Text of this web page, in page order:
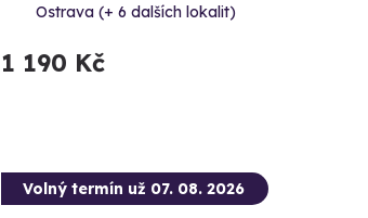
Ostrava (+ 6 dalších lokalit)
1 190 Kč
Volný termín už 07. 08. 2026